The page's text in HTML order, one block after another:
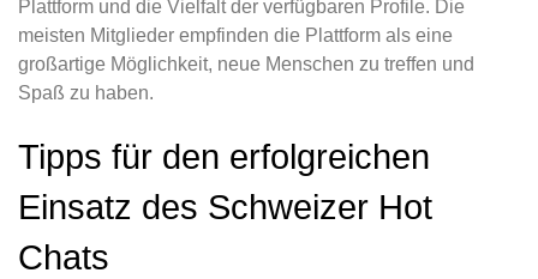
Plattform und die Vielfalt der verfügbaren Profile. Die
meisten Mitglieder empfinden die Plattform als eine
großartige Möglichkeit, neue Menschen zu treffen und
Spaß zu haben.
Tipps für den erfolgreichen
Einsatz des Schweizer Hot
Chats